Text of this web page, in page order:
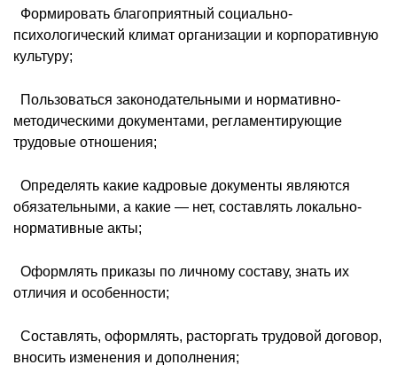
 Формировать благоприятный социально-
психологический климат организации и корпоративную
культуру;
 Пользоваться законодательными и нормативно-
методическими документами, регламентирующие
трудовые отношения;
 Определять какие кадровые документы являются
обязательными, а какие — нет, составлять локально-
нормативные акты;
 Оформлять приказы по личному составу, знать их
отличия и особенности;
 Составлять, оформлять, расторгать трудовой договор,
вносить изменения и дополнения;